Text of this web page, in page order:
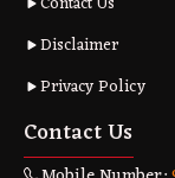
Disclaimer
Privacy Policy
Contact Us